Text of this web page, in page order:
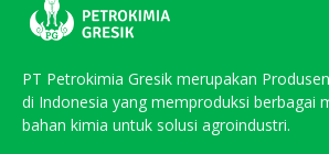
PT Petrokimia Gresik merupakan
di Indonesia yang memproduksi berbagai
bahan kimia untuk solusi agroindustri.